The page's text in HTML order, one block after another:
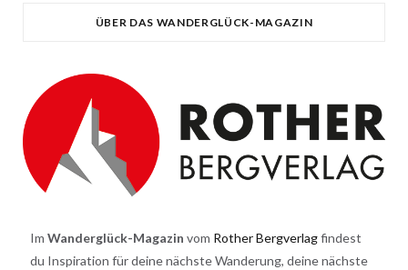
ÜBER DAS WANDERGLÜCK-MAGAZIN
Im Wanderglück-Magazin vom Rother Bergverlagfindest
du Inspiration für deine nächste Wanderung, deine nächste